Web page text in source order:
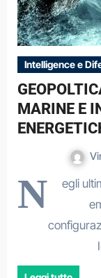
Intelligence e
MARINE E
N
egli